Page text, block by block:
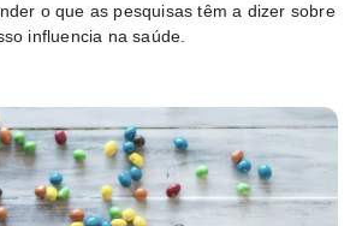
o que as pesquisas têm a dizer sobre
influencia na saúde.